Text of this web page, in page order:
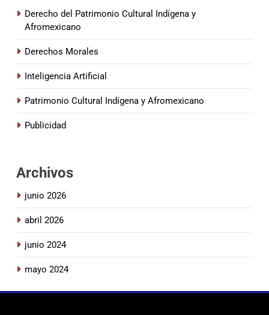
Derecho del Patrimonio Cultural Indígena y
Afromexicano
Derechos Morales
Inteligencia Artificial
Patrimonio Cultural Indígena y Afromexicano
Publicidad
Archivos
junio 2026
abril 2026
junio 2024
mayo 2024